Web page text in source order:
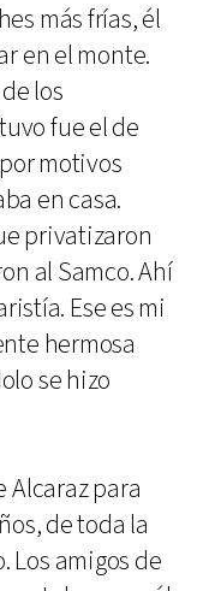
más frías, él
en el monte.
los
fue el de
motivos
en casa.
privatizaron
al Samco. Ahí
Ese es mi
hermosa
se hizo
Alcaraz para
de toda la
Los amigos de